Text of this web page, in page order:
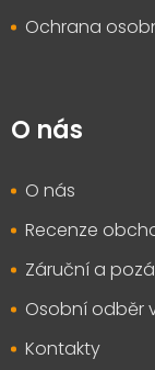
Ochrana
O nás
O nás
Recenze
Záruční a
Osobní odběr
Kontakty